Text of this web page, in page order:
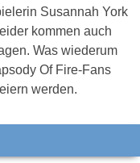
Susannah York
kommen auch
Was wiederum
Of Fire-Fans
werden.